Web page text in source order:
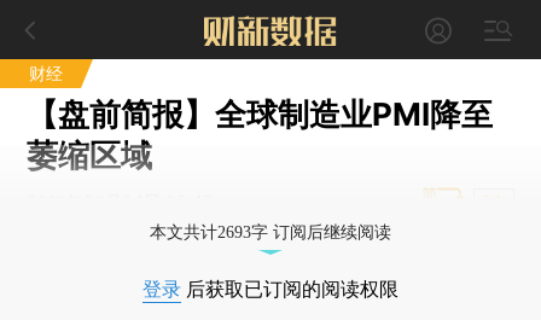
财经
【盘前简报】全球制造业PMI降至
萎缩区域
本文共计2693字 订阅后继续阅读
登录 后获取已订阅的阅读权限